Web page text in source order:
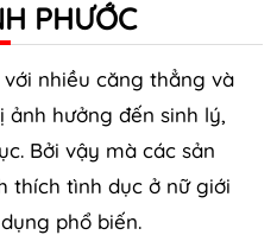
PHƯỚC
nhiều căng thẳng và
ảnh hưởng đến sinh lý,
Bởi vậy mà các sản
thích tình dục ở nữ giới
phổ biến.